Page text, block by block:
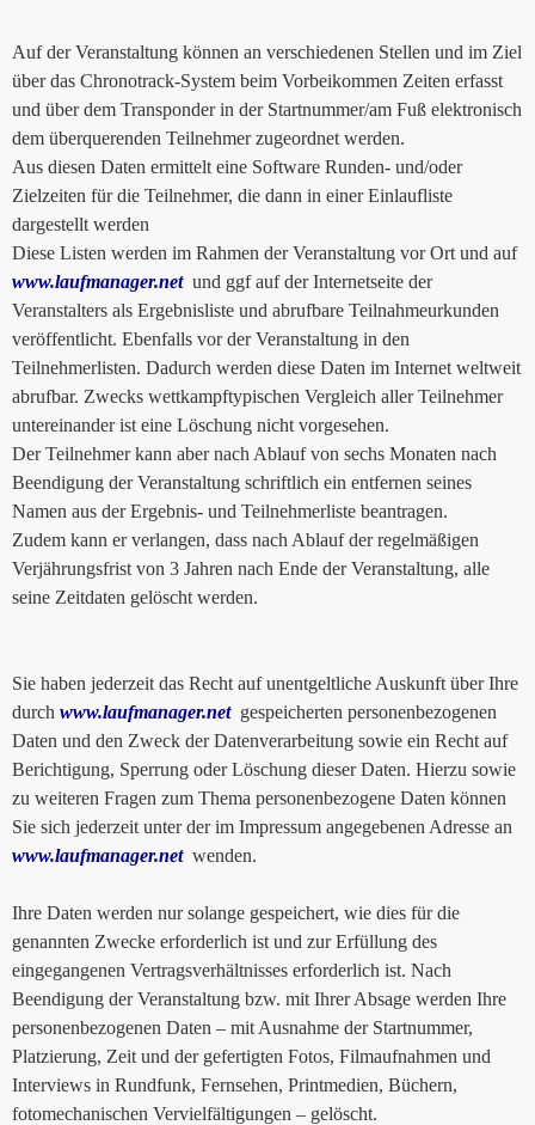
Auf der Veranstaltung können an verschiedenen Stellen und im Ziel
über das Chronotrack-System beim Vorbeikommen Zeiten erfasst
und über dem Transponder in der Startnummer/am Fuß elektronisch
dem überquerenden Teilnehmer zugeordnet werden.
Aus diesen Daten ermittelt eine Software Runden- und/oder
Zielzeiten für die Teilnehmer, die dann in einer Einlaufliste
dargestellt werden
Diese Listen werden im Rahmen der Veranstaltung vor Ort und auf
www.laufmanager.netund ggf auf der Internetseite der
Veranstalters als Ergebnisliste und abrufbare Teilnahmeurkunden
veröffentlicht. Ebenfalls vor der Veranstaltung in den
Teilnehmerlisten. Dadurch werden diese Daten im Internet weltweit
abrufbar. Zwecks wettkampftypischen Vergleich aller Teilnehmer
untereinander ist eine Löschung nicht vorgesehen.
Der Teilnehmer kann aber nach Ablauf von sechs Monaten nach
Beendigung der Veranstaltung schriftlich ein entfernen seines
Namen aus der Ergebnis- und Teilnehmerliste beantragen.
Zudem kann er verlangen, dass nach Ablauf der regelmäßigen
Verjährungsfrist von 3 Jahren nach Ende der Veranstaltung, alle
seine Zeitdaten gelöscht werden.
Sie haben jederzeit das Recht auf unentgeltliche Auskunft über Ihre
durch www.laufmanager.netgespeicherten personenbezogenen
Daten und den Zweck der Datenverarbeitung sowie ein Recht auf
Berichtigung, Sperrung oder Löschung dieser Daten. Hierzu sowie
zu weiteren Fragen zum Thema personenbezogene Daten können
Sie sich jederzeit unter der im Impressum angegebenen Adresse an
www.laufmanager.netwenden.
Ihre Daten werden nur solange gespeichert, wie dies für die
genannten Zwecke erforderlich ist und zur Erfüllung des
eingegangenen Vertragsverhältnisses erforderlich ist. Nach
Beendigung der Veranstaltung bzw. mit Ihrer Absage werden Ihre
personenbezogenen Daten – mit Ausnahme der Startnummer,
Platzierung, Zeit und der gefertigten Fotos, Filmaufnahmen und
Interviews in Rundfunk, Fernsehen, Printmedien, Büchern,
fotomechanischen Vervielfältigungen – gelöscht.